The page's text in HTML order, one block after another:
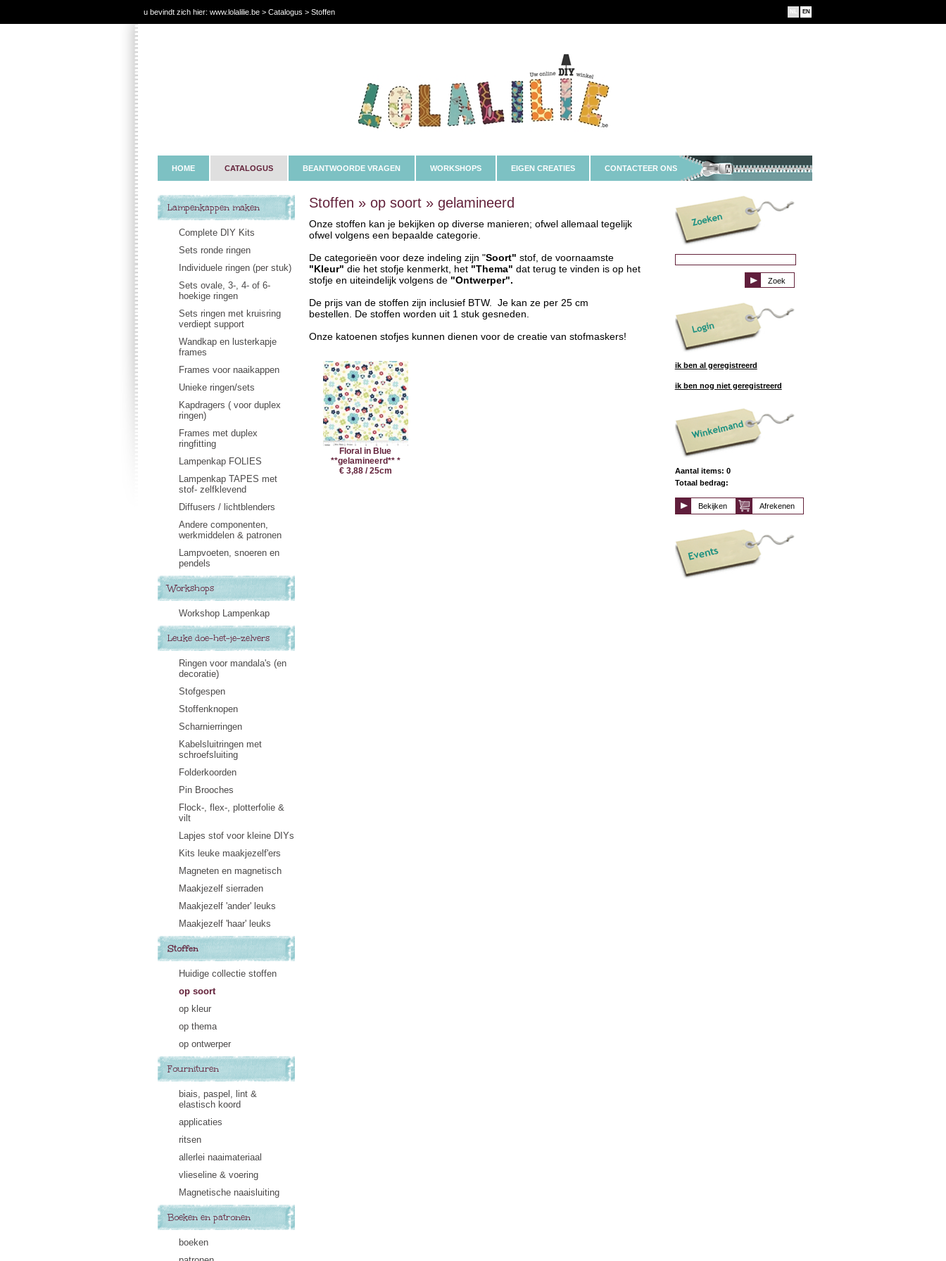
u bevindt zich hier: www.lolalilie.be > Catalogus > Stoffen NL EN
HOME CATALOGUS BEANTWOORDE VRAGEN WORKSHOPS EIGEN CREATIES CONTACTEER ONS
Lampenkappen maken
Complete DIY Kits
Sets ronde ringen
Individuele ringen (per stuk)
Sets ovale, 3-, 4- of 6-
hoekige ringen
Sets ringen met kruisring
verdiept support
Wandkap en lusterkapje
frames
Frames voor naaikappen
Unieke ringen/sets
Kapdragers ( voor duplex
ringen)
Frames met duplex
ringfitting
Lampenkap FOLIES
Lampenkap TAPES met
stof- zelfklevend
Diffusers / lichtblenders
Andere componenten,
werkmiddelen & patronen
Lampvoeten, snoeren en
pendels
Workshops
Workshop Lampenkap
Leuke doe-het-je-zelvers
Ringen voor mandala's (en
decoratie)
Stofgespen
Stoffenknopen
Scharnierringen
Kabelsluitringen met
schroefsluiting
Folderkoorden
Pin Brooches
Flock-, flex-, plotterfolie &
vilt
Lapjes stof voor kleine DIYs
Kits leuke maakjezelf'ers
Magneten en magnetisch
Maakjezelf sierraden
Maakjezelf 'ander' leuks
Maakjezelf 'haar' leuks
Stoffen
Huidige collectie stoffen
op soort
op kleur
op thema
op ontwerper
Fournituren
biais, paspel, lint &
elastisch koord
applicaties
ritsen
allerlei naaimateriaal
vlieseline & voering
Magnetische naaisluiting
Boeken en patronen
boeken
Stoffen » op soort » gelamineerd
Onze stoffen kan je bekijken op diverse manieren; ofwel allemaal tegelijk
ofwel volgens een bepaalde categorie.
De categorieën voor deze indeling zijn "Soort" stof, de voornaamste
"Kleur" die het stofje kenmerkt, het "Thema" dat terug te vinden is op het
stofje en uiteindelijk volgens de "Ontwerper".
De prijs van de stoffen zijn inclusief BTW. Je kan ze per 25 cm
bestellen. De stoffen worden uit 1 stuk gesneden.
Onze katoenen stofjes kunnen dienen voor de creatie van stofmaskers!
Floral in Blue
**gelamineerd** *
€ 3,88 / 25cm
ik ben al geregistreerd
ik ben nog niet geregistreerd
Aantal items: 0
Totaal bedrag:
Afrekenen
Bekijken